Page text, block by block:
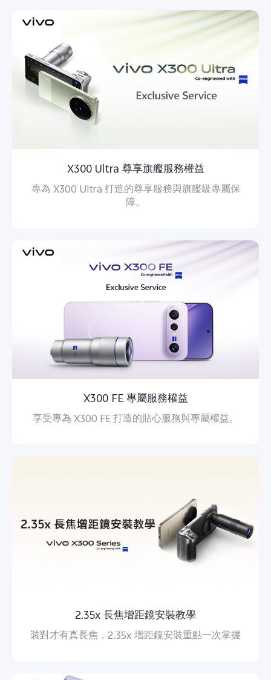
Select Location
X300 Ultra 尊享旗艦服務權益
專為 X300 Ultra 打造的尊享服務與旗艦級專屬保
障。
X300 FE 專屬服務權益
享受專為 X300 FE 打造的貼心服務與專屬權益。
2.35x 長焦增距鏡安裝教學
裝對才有真長焦，2.35x 增距鏡安裝重點一次掌握